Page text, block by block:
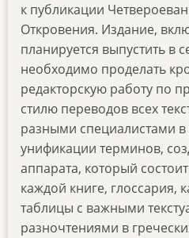
к публикации
Откровения. Издание,
планируется выпустить в
необходимо проделать
редакторскую работу по
стилю переводов всех
разными специалистами
унификации терминов,
аппарата, который
каждой книге, глоссария,
таблицы с важными
разночтениями в